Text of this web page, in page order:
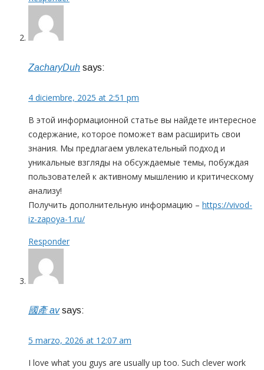
ZacharyDuh says:
4 diciembre, 2025 at 2:51 pm
В этой информационной статье вы найдете интересное
содержание, которое поможет вам расширить свои
знания. Мы предлагаем увлекательный подход и
уникальные взгляды на обсуждаемые темы, побуждая
пользователей к активному мышлению и критическому
анализу!
Получить дополнительную информацию – https://vivod-
iz-zapoya-1.ru/
Responder
國產 av says:
5 marzo, 2026 at 12:07 am
I love what you guys are usually up too. Such clever work